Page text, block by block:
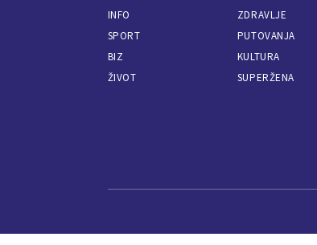
INFO
SPORT
BIZ
ŽIVOT
ZDRAVLJE
PUTOVANJA
KULTURA
SUPERŽENA